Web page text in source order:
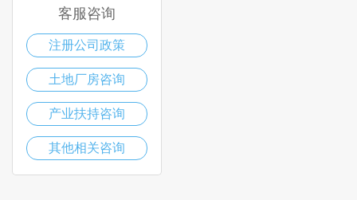
客服咨询
注册公司政策
土地厂房咨询
产业扶持咨询
其他相关咨询